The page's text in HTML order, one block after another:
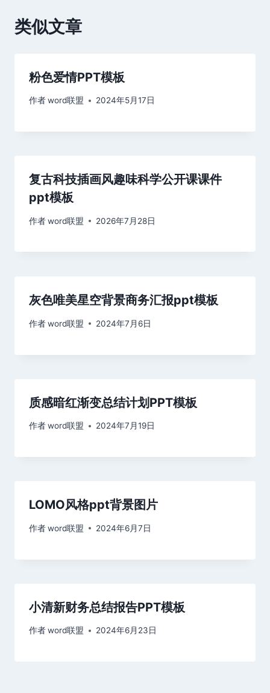
类似文章
粉色爱情PPT模板
作者word联盟 2024年5月17日
复古科技插画风趣味科学公开课课件
ppt模板
作者word联盟 2026年7月28日
灰色唯美星空背景商务汇报ppt模板
作者word联盟 2024年7月6日
质感暗红渐变总结计划PPT模板
作者word联盟 2024年7月19日
LOMO风格ppt背景图片
作者word联盟 2024年6月7日
小清新财务总结报告PPT模板
作者word联盟 2024年6月23日